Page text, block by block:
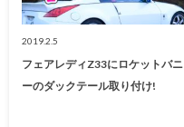
2019.2.5
フェアレディZ33にロケットバニ
ーのダックテール取り付け!